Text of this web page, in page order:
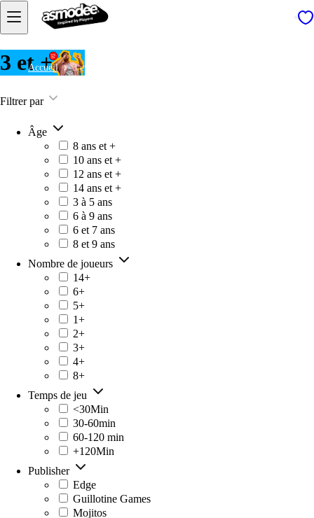
Accueil 3 et +
3 et +
Filtrer par
Âge
8 ans et +
10 ans et +
12 ans et +
14 ans et +
3 à 5 ans
6 à 9 ans
6 et 7 ans
8 et 9 ans
Nombre de joueurs
14+
6+
5+
1+
2+
3+
4+
8+
Temps de jeu
<30Min
30-60min
60-120 min
+120Min
Publisher
Edge
Guillotine Games
Mojitos